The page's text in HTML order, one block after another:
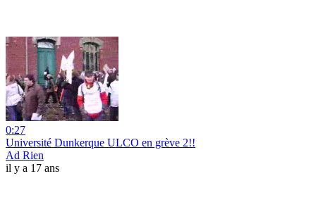
0:27
Université Dunkerque ULCO en grève 2!!
Ad Rien
il y a 17 ans